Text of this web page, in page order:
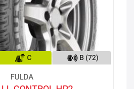
C B (72)
FULDA